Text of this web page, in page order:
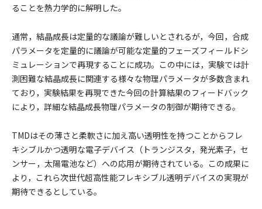
ることを熱力学的に解明した。
通常，結晶成長は定量的な議論が難しいとされるが，今回，合成
パラメータを定量的に議論が可能な定量的フェーズフィールドシ
ミュレーションで再現することに成功。この中には，実験では計
測困難な結晶成長に関連する様々な物理パラメータが多数含まれ
ており，実験結果を再現できた今回の計算結果のフィードバック
により，詳細な結晶成長物理パラメータの制御が期待できる。
TMDはその薄さと柔軟さに加え高い透明性を持つことからフレ
キシブルかつ透明な電子デバイス（トランジスタ，発光素子，セ
ンサー，太陽電池など）への応用が期待されている。この成果に
より，これら次世代超高性能フレキシブル透明デバイスの実現が
期待できるとしている。